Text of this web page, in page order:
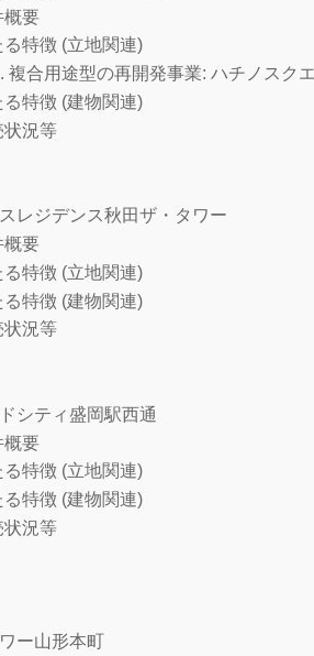
概要
る特徴 (立地関連)
複合用途型の再開発事業: ハチノスク
る特徴 (建物関連)
状況等
レジデンス秋田ザ・タワー
概要
る特徴 (立地関連)
る特徴 (建物関連)
状況等
シティ盛岡駅西通
概要
る特徴 (立地関連)
る特徴 (建物関連)
状況等
ー山形本町